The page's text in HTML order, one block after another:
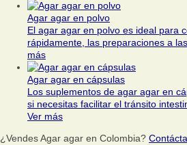
Agar agar en polvo
El agar agar en polvo es ideal para
rápidamente, las preparaciones a
más
Agar agar en cápsulas
Los suplementos de agar agar en
si necesitas facilitar el tránsito
Ver más
¿Vendes Agar agar en Colombia?